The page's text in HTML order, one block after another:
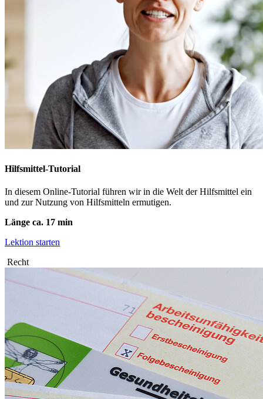
Hilfsmittel-Tutorial
In diesem Online-Tutorial führen wir in die Welt der Hilfsmittel ein
und zur Nutzung von Hilfsmitteln ermutigen.
Länge ca. 17 min
Lektion starten
Recht